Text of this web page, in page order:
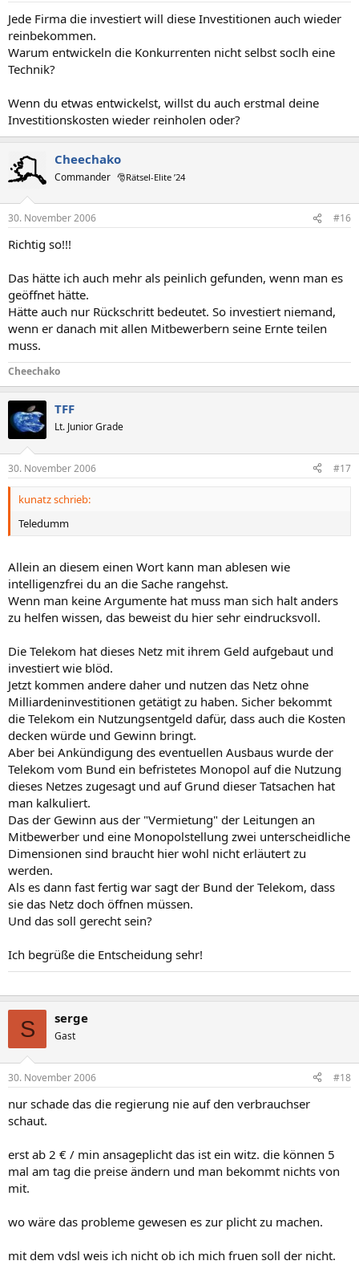
Jede Firma die investiert will diese Investitionen auch wieder
reinbekommen.
Warum entwickeln die Konkurrenten nicht selbst soclh eine
Technik?
Wenn du etwas entwickelst, willst du auch erstmal deine
Investitionskosten wieder reinholen oder?
Cheechako
Commander 🎅Rätsel-Elite ’24
30. November 2006 #16
Richtig so!!!
Das hätte ich auch mehr als peinlich gefunden, wenn man es
geöffnet hätte.
Hätte auch nur Rückschritt bedeutet. So investiert niemand,
wenn er danach mit allen Mitbewerbern seine Ernte teilen
muss.
Cheechako
TFF
Lt. Junior Grade
30. November 2006 #17
kunatz schrieb:
Teledumm
Allein an diesem einen Wort kann man ablesen wie
intelligenzfrei du an die Sache rangehst.
Wenn man keine Argumente hat muss man sich halt anders
zu helfen wissen, das beweist du hier sehr eindrucksvoll.
Die Telekom hat dieses Netz mit ihrem Geld aufgebaut und
investiert wie blöd.
Jetzt kommen andere daher und nutzen das Netz ohne
Milliardeninvestitionen getätigt zu haben. Sicher bekommt
die Telekom ein Nutzungsentgeld dafür, dass auch die Kosten
decken würde und Gewinn bringt.
Aber bei Ankündigung des eventuellen Ausbaus wurde der
Telekom vom Bund ein befristetes Monopol auf die Nutzung
dieses Netzes zugesagt und auf Grund dieser Tatsachen hat
man kalkuliert.
Das der Gewinn aus der "Vermietung" der Leitungen an
Mitbewerber und eine Monopolstellung zwei unterscheidliche
Dimensionen sind braucht hier wohl nicht erläutert zu
werden.
Als es dann fast fertig war sagt der Bund der Telekom, dass
sie das Netz doch öffnen müssen.
Und das soll gerecht sein?
Ich begrüße die Entscheidung sehr!
S serge
Gast
30. November 2006 #18
nur schade das die regierung nie auf den verbrauchser
schaut.
erst ab 2 € / min ansageplicht das ist ein witz. die können 5
mal am tag die preise ändern und man bekommt nichts von
mit.
wo wäre das probleme gewesen es zur plicht zu machen.
mit dem vdsl weis ich nicht ob ich mich fruen soll der nicht.